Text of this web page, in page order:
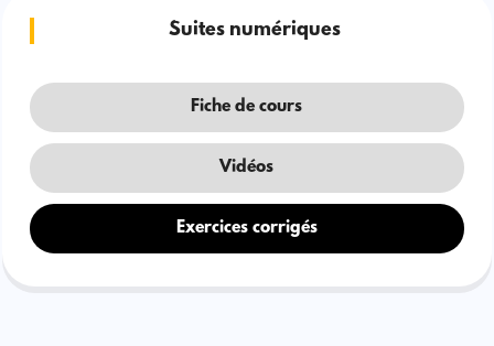
Suites numériques
Fiche de cours
Vidéos
Exercices corrigés